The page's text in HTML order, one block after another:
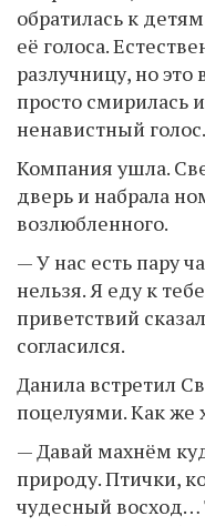
обратилась к
её голоса.
разлучницу, но
просто смирилась
ненавистный голос.
Компания ушла.
дверь и набрала
возлюбленного.
— У нас есть пару
нельзя. Я еду к
приветствий
согласился.
Данила встретил
поцелуями. Как
— Давай махнём
природу. Птички,
чудесный